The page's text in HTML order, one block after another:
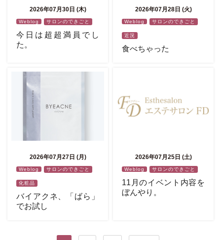
2026年07月30日 (木)
Weblog サロンのできごと
今日は超超満員でし
た。
2026年07月28日 (火)
Weblog サロンのできごと
近況
食べちゃった
2026年07月27日 (月)
Weblog サロンのできごと
化粧品
バイアクネ、「ばら」
でお試し
2026年07月25日 (土)
Weblog サロンのできごと
11月のイベント内容を
ぼんやり。